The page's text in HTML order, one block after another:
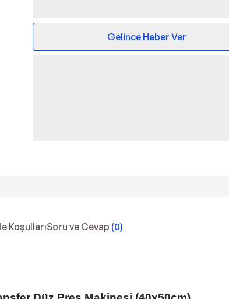
Gelince Haber Ver
KoşullarıSoru ve Cevap (0)